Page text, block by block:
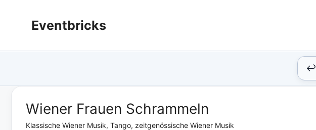
springenEventbricks
↩︎
Wiener Frauen Schrammeln
Klassische Wiener Musik, Tango, zeitgenössische Wiener Musik